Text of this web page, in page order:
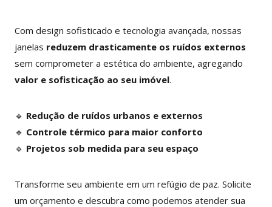
Com design sofisticado e tecnologia avançada, nossas
janelas reduzem drasticamente os ruídos externos
sem comprometer a estética do ambiente, agregando
valor e sofisticação ao seu imóvel.
🔹 Redução de ruídos urbanos e externos
🔹 Controle térmico para maior conforto
🔹 Projetos sob medida para seu espaço
Transforme seu ambiente em um refúgio de paz. Solicite
um orçamento e descubra como podemos atender sua